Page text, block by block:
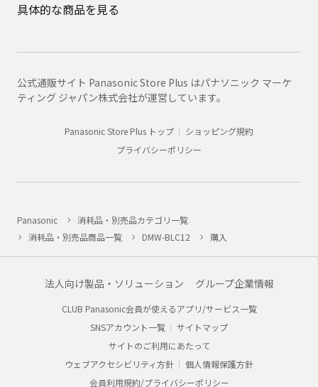
具体的な商品を見る
公式通販サイト Panasonic Store Plus はパナソニック マーケ
ティング ジャパン株式会社が運営しています。
Panasonic Store Plus トップ
ショッピング規約
プライバシーポリシー
Panasonic
消耗品・別売品カテゴリ一覧
消耗品・別売品商品一覧
DMW-BLC12 購入
法人向け製品・ソリューション グループ企業情報
CLUB Panasonic会員が使えるアプリ/サービス一覧
SNSアカウント一覧
サイトマップ
サイトのご利用にあたって
ウェブアクセシビリティ方針
個人情報保護方針
会員利用規約/プライバシーポリシー